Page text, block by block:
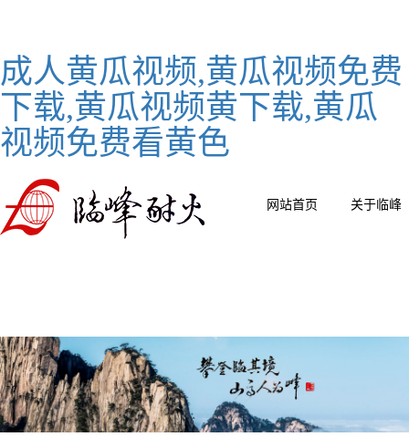
成人黄瓜视频,黄瓜视频免费
下载,黄瓜视频黄下载,黄瓜
视频免费看黄色
网站首页 关于临峰